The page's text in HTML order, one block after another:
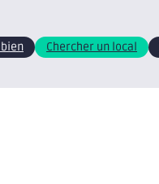
Chercher un local